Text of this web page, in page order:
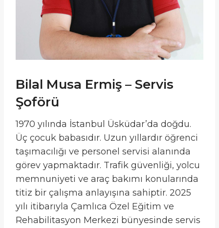
Bilal Musa Ermiş – Servis
Şoförü
1970 yılında İstanbul Üsküdar’da doğdu.
Üç çocuk babasıdır. Uzun yıllardır öğrenci
taşımacılığı ve personel servisi alanında
görev yapmaktadır. Trafik güvenliği, yolcu
memnuniyeti ve araç bakımı konularında
titiz bir çalışma anlayışına sahiptir. 2025
yılı itibarıyla Çamlıca Özel Eğitim ve
Rehabilitasyon Merkezi bünyesinde servis